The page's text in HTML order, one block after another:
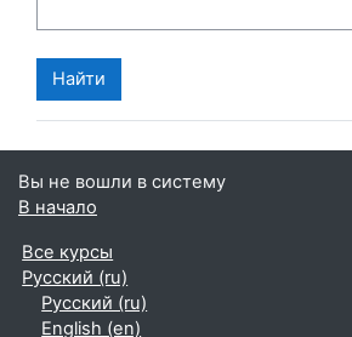
Вы не вошли в систему
В начало
Все курсы
Русский ‎(ru)‎
Русский ‎(ru)‎
English ‎(en)‎